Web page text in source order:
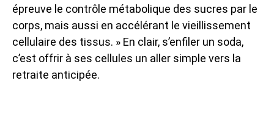
épreuve le contrôle métabolique des sucres par le
corps, mais aussi en accélérant le vieillissement
cellulaire des tissus. » En clair, s’enfiler un soda,
c’est offrir à ses cellules un aller simple vers la
retraite anticipée.